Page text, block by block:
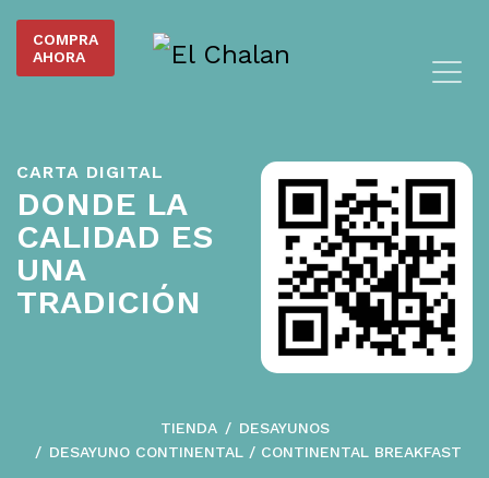
COMPRA
AHORA
CARTA DIGITAL
DONDE LA
CALIDAD ES
UNA
TRADICIÓN
TIENDA
DESAYUNOS
DESAYUNO CONTINENTAL / CONTINENTAL BREAKFAST